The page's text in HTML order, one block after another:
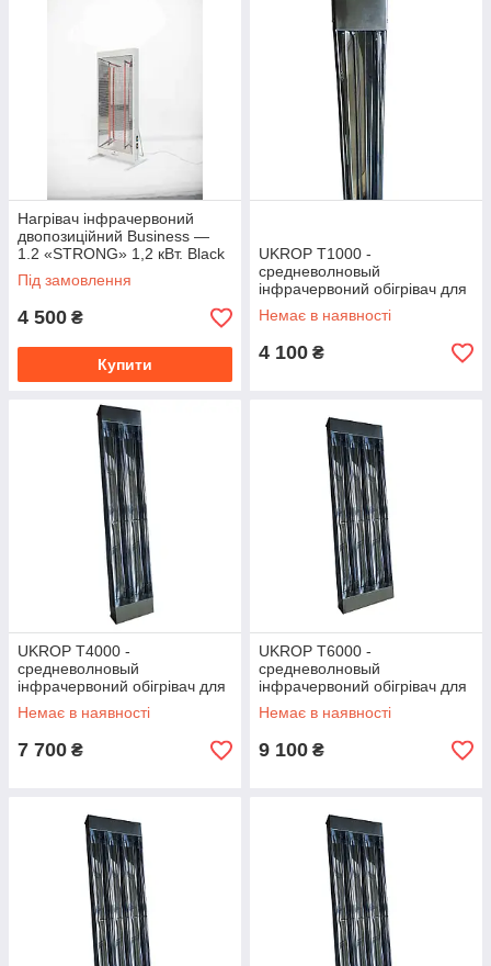
Нагрівач інфрачервоний
двопозиційний Business —
1.2 «STRONG» 1,2 кВт. Black
Білий
Під замовлення
4 500 ₴
Купити
UKROP T1000 -
средневолновый
інфрачервоний обігрівач для
теплиць, тварин, холодних
будівель
Немає в наявності
4 100 ₴
UKROP T4000 -
средневолновый
інфрачервоний обігрівач для
теплиць, тварин, холодних
будівель
Немає в наявності
7 700 ₴
UKROP T6000 -
средневолновый
інфрачервоний обігрівач для
теплиць, тварин, холодних
будівель
Немає в наявності
9 100 ₴